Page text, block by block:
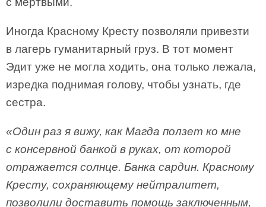
Иногда Красному Кресту позволяли привезти
в лагерь гуманитарный груз. В тот момент
Эдит уже не могла ходить, она только лежала,
изредка поднимая голову, чтобы узнать, где
сестра.
«Один раз я вижу, как Магда ползет ко мне
с консервной банкой в руках, от которой
отражается солнце. Банка сардин. Красному
Кресту, сохраняющему нейтралитет,
позволили доставить помощь заключенным,